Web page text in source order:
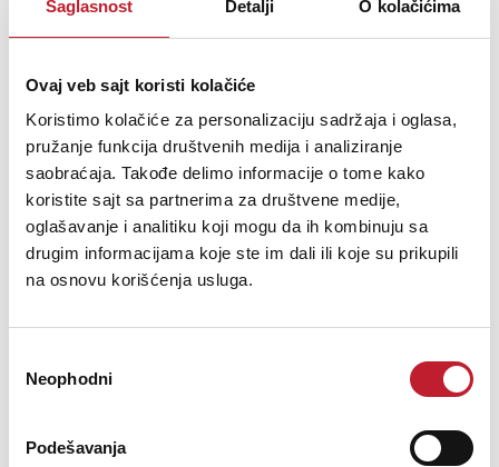
Saglasnost Detalji O kolačićima
Ovaj veb sajt koristi kolačiće
Koristimo kolačiće za personalizaciju sadržaja i oglasa,
pružanje funkcija društvenih medija i analiziranje
saobraćaja. Takođe delimo informacije o tome kako
koristite sajt sa partnerima za društvene medije,
oglašavanje i analitiku koji mogu da ih kombinuju sa
drugim informacijama koje ste im dali ili koje su prikupili
na osnovu korišćenja usluga.
сагласности
Neophodni
Podešavanja
General : Power consumption W 105
General : Color black
General : Fixation M12
Control : Modes standalone fixed, manual, DMX
Control : Protocol DMX, Wireless DMX, RDM
Control : programmable No
Control : upgradable software Yes
Control : minimum DMX channels 1
Control : maximum DMX channels 4
Light : Lux 2630 (@ 5m beam 16°)
Light : CRI 95
Light : functions manual focus, manual zoom